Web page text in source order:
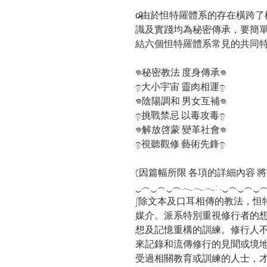
o̴̶̷᷄由於怛特羅體系的存在橫跨
識及實踐均為秘密傳承，要簡
結六個怛特羅體系常見的共同
𖦹秘密教法 度身傳承𖦹
ඉ大小宇宙 靈肉相運ඉ
𖦹陰陽調和 男女互補𖦹
ඉ挑戰禁忌 以毒攻毒ඉ
𖦹解放啓蒙 變革社會𖦹
ඉ視聽觀修 藝術先鋒ඉ
(因篇幅所限 各項的詳細內容
‿︵‿︵‿︵𓂃𓂃𓂃:
∫除文本及口耳相傳的教法，
媒介。派系特別重視修行者的
想及記憶重構的訓練。修行人
來記錄和流傳修行的見聞或境
受過相關教育或訓練的人士，